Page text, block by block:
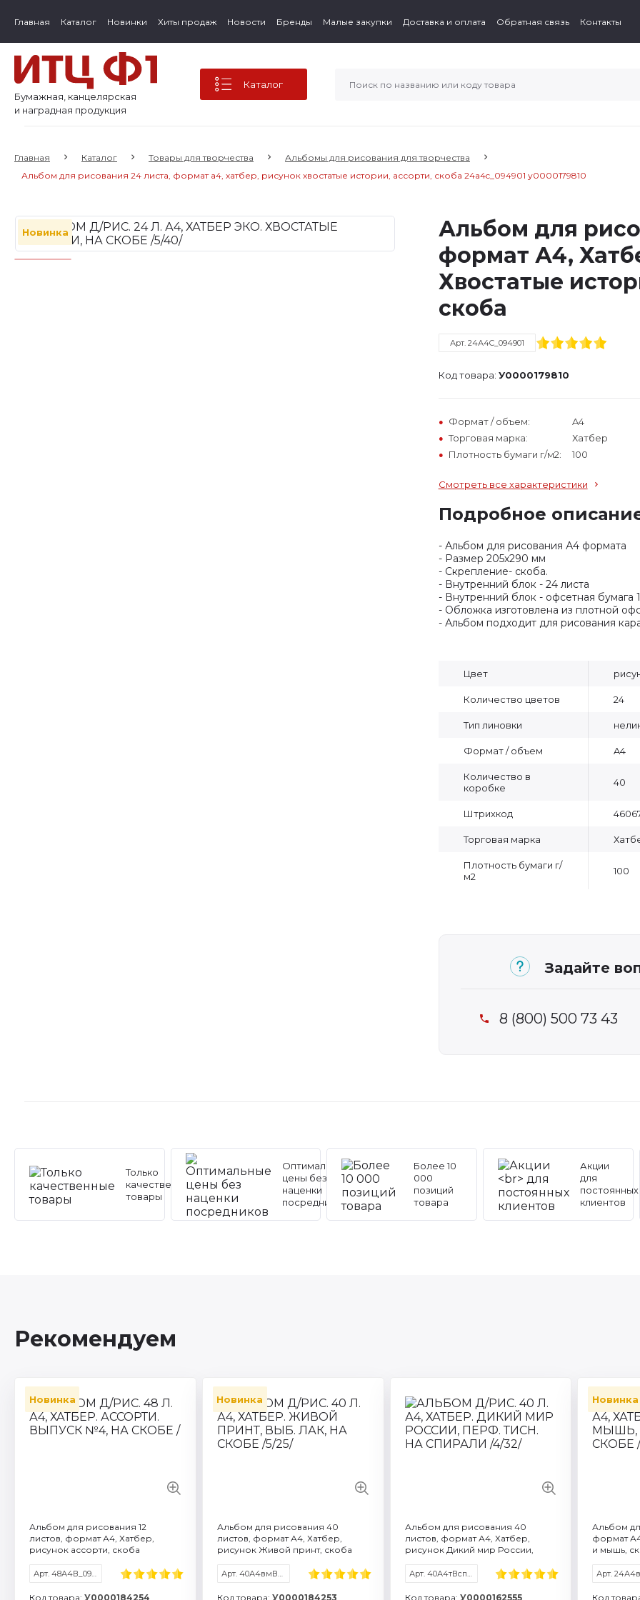
Главная Каталог Новинки Хиты продаж Новости Бренды Малые закупки Доставка и оплата Обратная связь Контакты
Бумажная, канцелярская
и наградная продукция
Каталог
Главная Каталог Товары для творчества
Альбомы для рисования для творчества
Альбом для рисования 24 листа, формат а4, хатбер, рисунок хвостатые истории, ассорти, скоба 24а4c_094901 у0000179810
Новинка
Альбом для
формат А4,
Хвостатые
скоба
Арт. 24А4C_094901
Код товара: У0000179810
Формат / объем:
Торговая марка:
Плотность бумаги г/м2:
A4
Хатбер
100
Смотреть все характеристики
Подробное
- Альбом для рисования А4 формата
- Размер 205х290 мм
- Скрепление- скоба.
- Внутренний блок - 24 листа
- Внутренний блок - офсетная бумага
- Обложка изготовлена из плотной
- Альбом подходит для рисования
Цвет
Количество цветов 24
Тип линовки
Формат / объем A4
Количество в
коробке
40
Штрихкод
Торговая марка
Плотность бумаги г/
м2
100
Задайте
8 (800) 500 73 43
Только
качественные
товары
Оптимальные
цены без
наценки
посредников
Более 10
000
позиций
товара
Акции
для
постоянных
клиентов
Рекомендуем
Новинка
Альбом для рисования 12
листов, формат А4, Хатбер,
рисунок ассорти, скоба
Арт. 48А4В_091511
Код товара: У0000184254
Артикул: 48А4В_091511
Количество листов: 48
Формат / объем: A4
Торговая марка: Хатбер
Смотреть все характеристики
Новинка
Альбом для рисования 40
листов, формат А4, Хатбер,
рисунок Живой принт, скоба
Арт. 40А4вмВ_095590
Код товара: У0000184253
Артикул: 40А4вмВ_095590
Количество листов: 40
Формат / объем: A4
Торговая марка: Хатбер
Смотреть все характеристики
Альбом для рисования 40
листов, формат А4, Хатбер,
рисунок Дикий мир России,
Арт. 40А4тВсп_085173
Код товара: У0000162555
Формат
Смотреть
Новинка
Альбом
формат
и мышь,
Код